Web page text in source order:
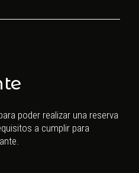
poder realizar una reserva
a cumplir para